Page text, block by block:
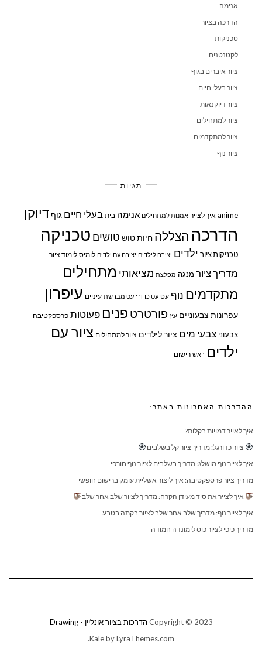
אנימה
הדרכה בציור
טכניקות
לקטנטנים
ציור איברים בגוף
ציור בעלי חיים
ציור דיוקנאות
ציור למתחילים
ציור למתקדמים
ציור נוף
תגיות
anime איך לצייר אמנות למתחילים אנימה בית בעלי חיים גוףדיוקן
הדרכה הצללה חיותטוש טושים טכניקה
טכניקות ציור ילדים יצירה לילדים יצירה עם ילדים לומיס לימוד ציור
מדריך ציור מנגה מפלצת מציאותי מתחילים
מתקדמים נוף עט עט כדורי עט מברשת עיניים עיפרון
עפרונות צבעוניים עץ פורטרט פנים פעוטות פרספקטיבה
צבעוני צבעי מים ציור לילדים ציור למתחילים ציור עם
ילדים ראש רישום
ההדרכות האחרונות באתר:
איך לאייר דמויות בקלות?
ציור כדורגל: מדריך ציור קל בשלבים
איך לצייר נוף מושלג: מדריך בשלבים לציור נוף חורפי
מדריך ציור פרספקטיבה: איך ליצור אשליית עומק ברישום חופשי
איך לצייר את סיד מעידן הקרח: מדריך לציור שלב אחר שלב
איך לצייר נוף: מדריך שלב אחר שלב לציור בקתה בטבע
מדריך כיפי לציור כוס לימונדה חמודה
Copyright © 2023 הדרכות בציור אונליין - Drawing
Kaleby LyraThemes.com.